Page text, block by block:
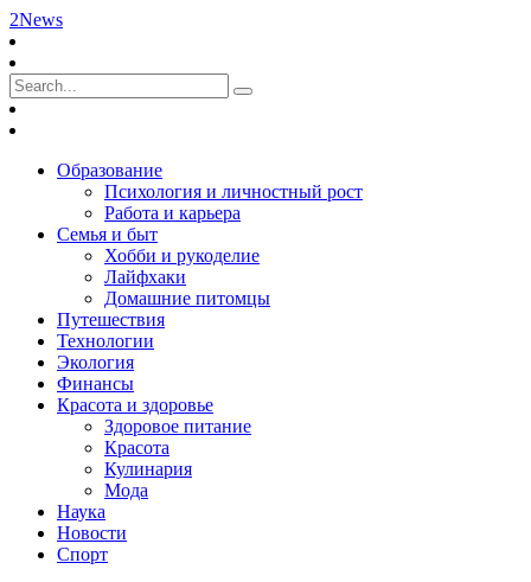
2News
Образование
Психология и личностный рост
Работа и карьера
Семья и быт
Хобби и рукоделие
Лайфхаки
Домашние питомцы
Путешествия
Технологии
Экология
Финансы
Красота и здоровье
Здоровое питание
Красота
Кулинария
Мода
Наука
Новости
Спорт